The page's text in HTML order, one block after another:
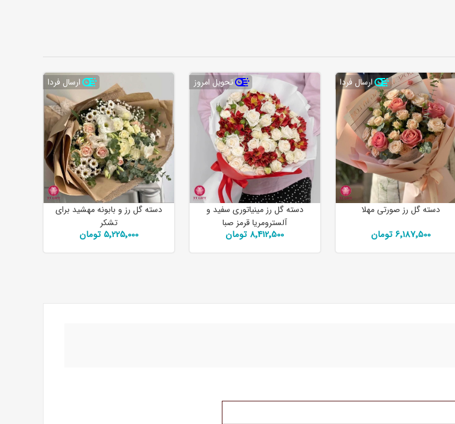
ارسال فردا
دسته گل رز صورتی مهلا
6٬187٬500 تومان
تحویل امروز
دسته گل رز مینیاتوری سفید و
آلسترومریا قرمز صبا
8٬412٬500 تومان
ارسال فردا
دسته گل رز و بابونه مهشید برای
تشکر
5٬225٬000 تومان